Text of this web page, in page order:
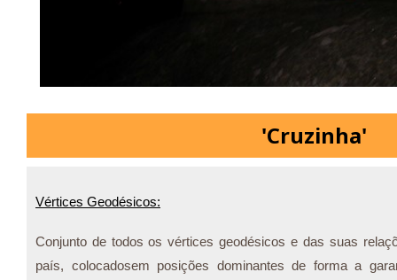
'Cruzinha'
Vértices Geodésicos:
Conjunto de todos os vértices geodésicos e das suas
país, colocadosem posições dominantes de forma a